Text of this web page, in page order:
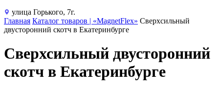
улица Горького, 7г.
Главная Каталог товаров | «MagnetFlex» Сверхсильный
двусторонний скотч в Екатеринбурге
Сверхсильный двусторонний
скотч в Екатеринбурге